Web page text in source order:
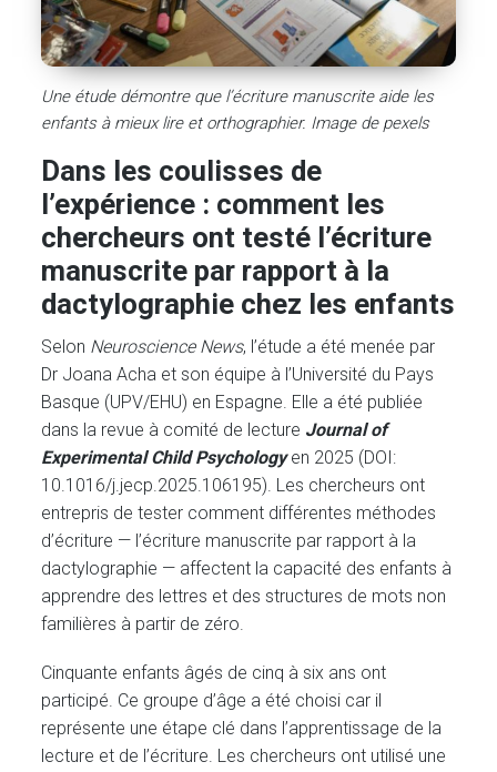
Une étude démontre que l’écriture manuscrite aide les
enfants à mieux lire et orthographier. Image de pexels
Dans les coulisses de
l’expérience : comment les
chercheurs ont testé l’écriture
manuscrite par rapport à la
dactylographie chez les enfants
Selon Neuroscience News, l’étude a été menée par
Dr Joana Acha et son équipe à l’Université du Pays
Basque (UPV/EHU) en Espagne. Elle a été publiée
dans la revue à comité de lecture Journal of
Experimental Child Psychology en 2025 (DOI:
10.1016/j.jecp.2025.106195). Les chercheurs ont
entrepris de tester comment différentes méthodes
d’écriture — l’écriture manuscrite par rapport à la
dactylographie — affectent la capacité des enfants à
apprendre des lettres et des structures de mots non
familières à partir de zéro.
Cinquante enfants âgés de cinq à six ans ont
participé. Ce groupe d’âge a été choisi car il
représente une étape clé dans l’apprentissage de la
lecture et de l’écriture. Les chercheurs ont utilisé une